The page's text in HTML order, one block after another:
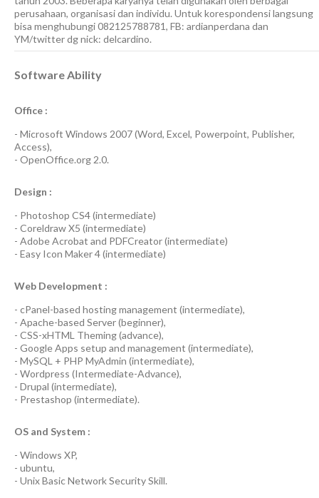
perusahaan, organisasi dan individu. Untuk korespondensi langsung
bisa menghubungi 082125788781, FB: ardianperdana dan
YM/twitter dg nick: delcardino.
Software Ability
Office :
- Microsoft Windows 2007(Word, Excel, Powerpoint, Publisher,
Access),
- OpenOffice.org 2.0.
Design :
- Photoshop CS4(intermediate)
- Coreldraw X5 (intermediate)
- Adobe Acrobat and PDFCreator(intermediate)
- Easy Icon Maker 4(intermediate)
Web Development :
- cPanel-based hosting management (intermediate),
- Apache-based Server(beginner),
- CSS-xHTML Theming(advance),
- Google Apps setup and management (intermediate),
- MySQL + PHP MyAdmin (intermediate),
- Wordpress (Intermediate-Advance),
- Drupal (intermediate),
- Prestashop (intermediate).
OS and System :
- Windows XP,
- ubuntu,
- Unix Basic Network SecuritySkill.